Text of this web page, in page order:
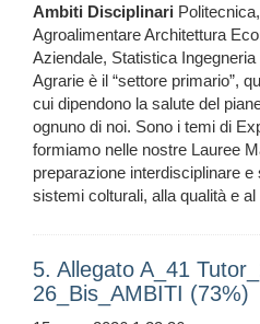
Ambiti Disciplinari
Agroalimentare Architettura
Aziendale, Statistica
Agrarie è il “settore primario”,
cui dipendono la salute del
ognuno di noi. Sono i temi di
formiamo nelle nostre Lauree
preparazione interdisciplinare
sistemi colturali, alla qualità e
5. Allegato A_41
26_Bis_AMBITI (73%)